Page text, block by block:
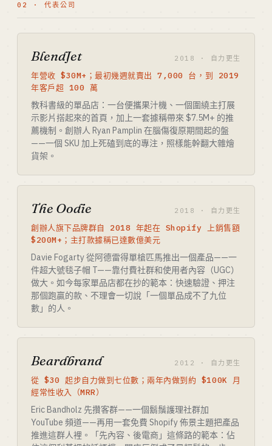
02 · 代表公司
BlendJet 2018 · 自力更生
年營收 $30M+；最初幾週就賣出 7,000 台，到 2019
年客戶超 100 萬
教科書級的單品店：一台便攜果汁機、一個圍繞主打展
示影片搭起來的首頁，加上一套據稱帶來 $7.5M+ 的推
薦機制。創辦人 Ryan Pamplin 在腦傷復原期間起的盤
——一個 SKU 加上死磕到底的專注，照樣能幹翻大雜燴
貨架。
The Oodie 2018 · 自力更生
創辦人旗下品牌群自 2018 年起在 Shopify 上銷售額
$200M+；主打款據稱已達數億美元
Davie Fogarty 從阿德雷得單槍匹馬推出一個產品——一
件超大號毯子帽 T——靠付費社群和使用者內容（UGC）
做大。如今每家單品店都在抄的範本：快速驗證、押注
那個跑贏的款、不理會一切說「一個單品成不了九位
數」的人。
Beardbrand 2012 · 自力更生
從 $30 起步自力做到七位數；兩年內做到約 $100K 月
經常性收入（MRR）
Eric Bandholz 先攢客群——一個鬍鬚護理社群加
YouTube 頻道——再用一套免費 Shopify 佈景主題把產品
推進這群人裡。「先內容、後電商」這條路的範本：佔